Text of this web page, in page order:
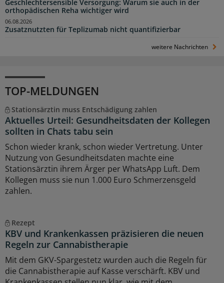
Geschlechtersensible Versorgung: Warum sie auch in der
orthopädischen Reha wichtiger wird
Zusatznutzten für Teplizumab nicht quantifizierbar
06.08.2026
weitere Nachrichten
TOP-MELDUNGEN
Stationsärztin muss Entschädigung zahlen
Aktuelles Urteil: Gesundheitsdaten der Kollegen
sollten in Chats tabu sein
Schon wieder krank, schon wieder Vertretung. Unter
Nutzung von Gesundheitsdaten machte eine
Stationsärztin ihrem Ärger per WhatsApp Luft. Dem
Kollegen muss sie nun 1.000 Euro Schmerzensgeld
zahlen.
Rezept
KBV und Krankenkassen präzisieren die neuen
Regeln zur Cannabistherapie
Mit dem GKV-Spargestetz wurden auch die Regeln für
die Cannabistherapie auf Kasse verschärft. KBV und